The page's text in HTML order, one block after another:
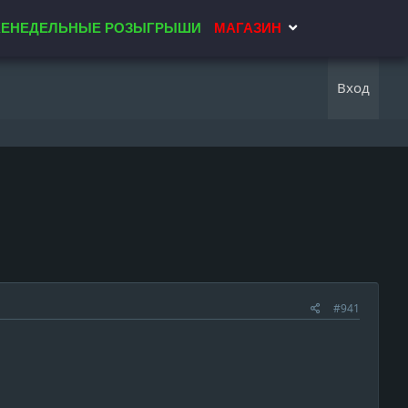
РОЗЫГРЫШИ МАГАЗИН
Вход
#941